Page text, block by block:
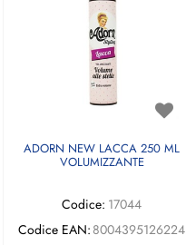
ADORN NEW LACCA 250 ML
VOLUMIZZANTE
Codice: 17044
Codice EAN: 8004395126224